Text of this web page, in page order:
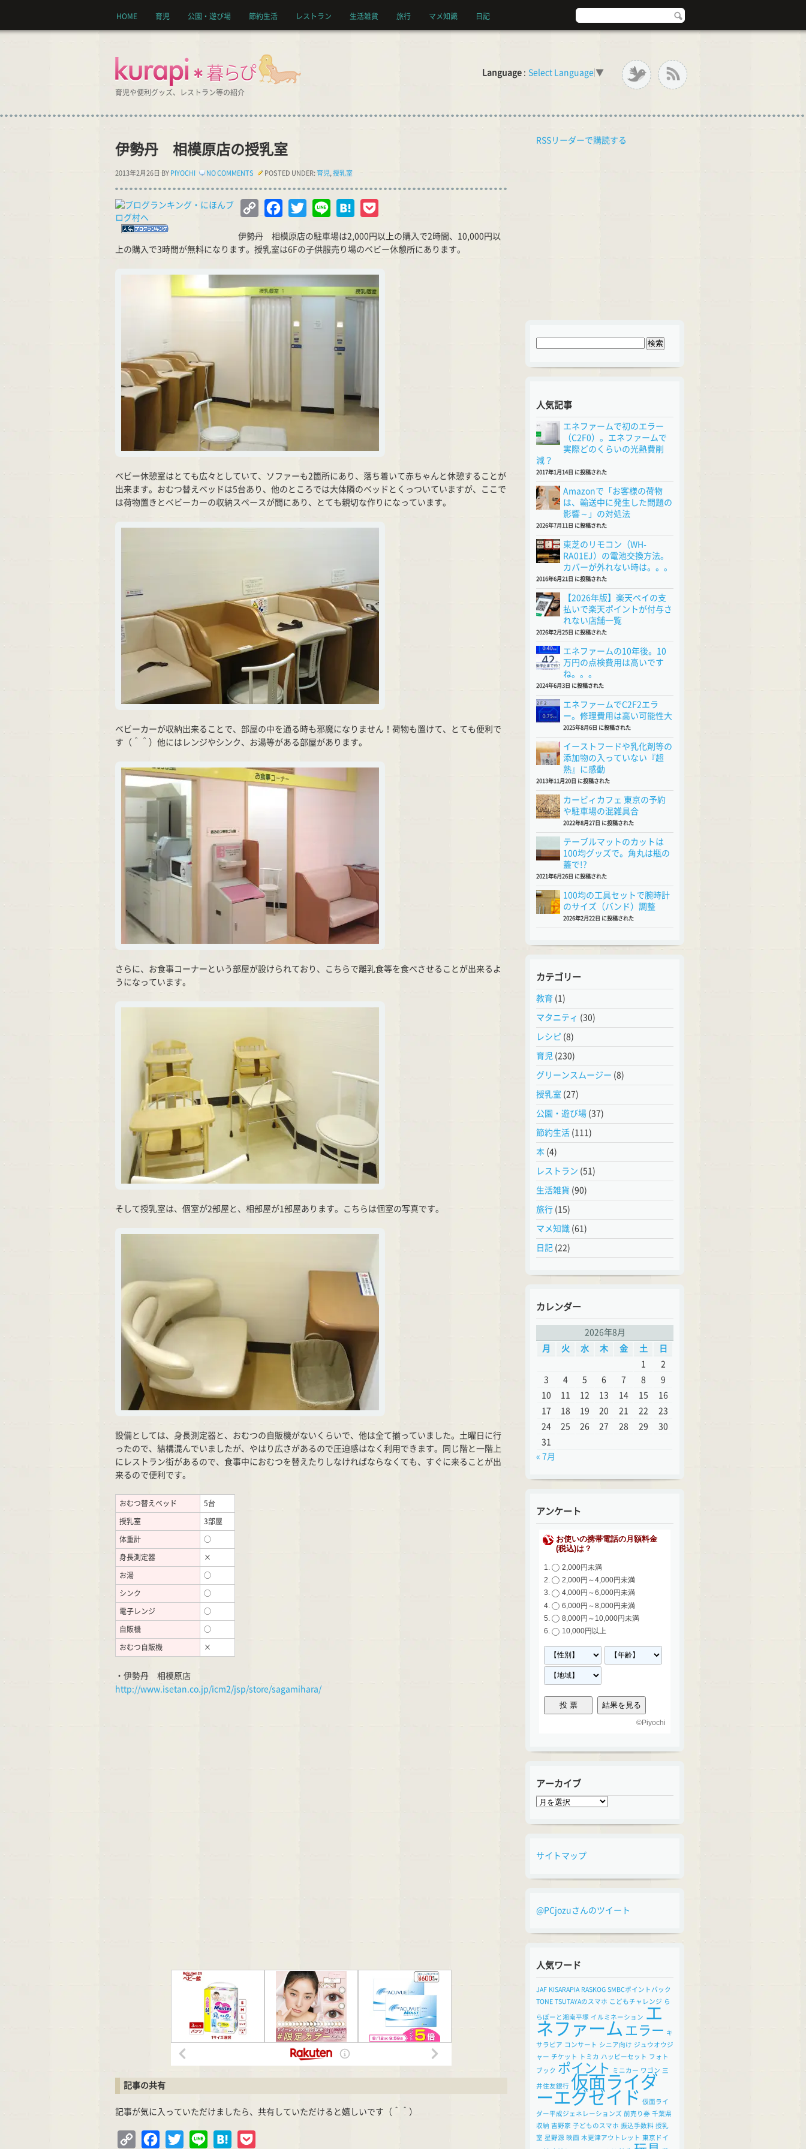
育児や便利グッズ、レストラン等の紹介
HOME 育児 公園・遊び場 節約生活 レストラン 生活雑貨 旅行 マメ知識 日記
Language : Select Language ▼
伊勢丹 相模原店の授乳室
2013年2月26日 BY PIYOCHI NO COMMENTS POSTED UNDER:育児 授乳室
Copy
Facebook
TwitterLine Hatena
伊勢丹 相模原店の駐車場は2,000円以上の購入で2時間、10,000円以
上の購入で3時間が無料になります。授乳室は6Fの子供服売り場のベビー休憩所にあります。
ベビー休憩室はとても広々としていて、ソファーも2箇所にあり、落ち着いて赤ちゃんと休憩することが
出来ます。おむつ替えベッドは5台あり、他のところでは大体隣のベッドとくっついていますが、ここで
は荷物置きとベビーカーの収納スペースが間にあり、とても親切な作りになっています。
ベビーカーが収納出来ることで、部屋の中を通る時も邪魔になりません！荷物も置けて、とても便利で
す（＾＾）他にはレンジやシンク、お湯等がある部屋があります。
さらに、お食事コーナーという部屋が設けられており、こちらで離乳食等を食べさせることが出来るよ
うになっています。
そして授乳室は、個室が2部屋と、相部屋が1部屋あります。こちらは個室の写真です。
設備としては、身長測定器と、おむつの自販機がないくらいで、他は全て揃っていました。土曜日に行
ったので、結構混んでいましたが、やはり広さがあるので圧迫感はなく利用できます。同じ階と一階上
にレストラン街があるので、食事中におむつを替えたりしなければならなくても、すぐに来ることが出
来るので便利です。
おむつ替えベッド 5台
授乳室 3部屋
体重計 ○
身長測定器 ×
お湯 ○
シンク ○
電子レンジ ○
自販機 ○
おむつ自販機 ×
・伊勢丹 相模原店
http://www.isetan.co.jp/icm2/jsp/store/sagamihara/
記事の共有
記事が気に入っていただけましたら、共有していただけると嬉しいです（＾＾）
Copy Facebook
TwitterLine Hatena
RSSリーダーで購読する
人気記事
エネファームで初のエラー
（C2F0）。エネファームで
実際どのくらいの光熱費削
減？
2017年1月14日 に投稿された
Amazonで「お客様の荷物
は、輸送中に発生した問題の
影響～」の対処法
2026年7月11日 に投稿された
東芝のリモコン（WH-
RA01EJ）の電池交換方法。
カバーが外れない時は。。。
2016年6月21日 に投稿された
【2026年版】楽天ペイの支
払いで楽天ポイントが付与さ
れない店舗一覧
2026年2月25日 に投稿された
エネファームの10年後。10
万円の点検費用は高いです
ね。。。
2024年6月3日 に投稿された
エネファームでC2F2エラ
ー。修理費用は高い可能性大
2025年8月6日 に投稿された
イーストフードや乳化剤等の
添加物の入っていない『超
熟』に感動
2013年11月20日 に投稿された
カービィカフェ 東京の予約
や駐車場の混雑具合
2022年8月27日 に投稿された
テーブルマットのカットは
100均グッズで。角丸は瓶の
蓋で!?
2021年6月26日 に投稿された
100均の工具セットで腕時計
のサイズ（バンド）調整
2026年2月22日 に投稿された
カテゴリー
教育 (1)
マタニティ (30)
レシピ (8)
育児 (230)
グリーンスムージー (8)
授乳室 (27)
公園・遊び場 (37)
節約生活 (111)
本 (4)
レストラン (51)
生活雑貨 (90)
旅行 (15)
マメ知識 (61)
日記 (22)
カレンダー
2026年8月
月
火 水 木 金 土
日
1
2
3
4 5 6 7 8
9
10
11 12 13 14 15
16
17
18 19 20 21 22
23
24
25 26 27 28 29
30
31
« 7月
アンケート
お使いの携帯電話の月額料金
(税込)は？
2,000円未満
2,000円～4,000円未満
4,000円～6,000円未満
6,000円～8,000円未満
8,000円～10,000円未満
10,000円以上
©Piyochi
アーカイブ
ア
カ
サイトマップ
@PCjozuさんのツイート
人気ワード
JAF KISARAPIA RASKOG SMBCポイントパック
TONE TSUTAYAのスマホ こどもチャレンジ ら
らぽーと湘南平塚 イルミネーション エ
ネファーム エラー キ
サラピア コンサート シニア向け ジュウオウジ
ャー チケット トミカ ハッピーセット フォト
ブック ポイント ミニカー ワゴン 三
井住友銀行 仮面ライダ
ーエグゼイド 仮面ライ
ダー平成ジェネレーションズ 前売り券 千葉県
収納 吉野家 子どものスマホ 振込手数料 授乳
室 星野源 映画 木更津アウトレット 東京ドイ